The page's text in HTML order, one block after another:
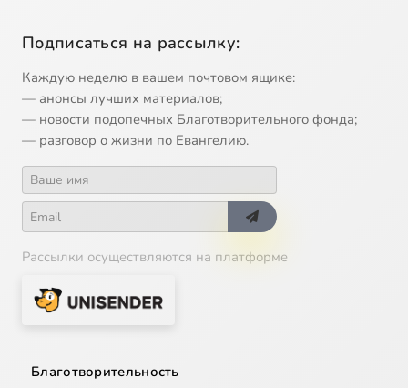
Подписаться на рассылку:
Каждую неделю в вашем почтовом ящике:
— анонсы лучших материалов;
— новости подопечных Благотворительного фонда;
— разговор о жизни по Евангелию.
Рассылки осуществляются на платформе
Благотворительность